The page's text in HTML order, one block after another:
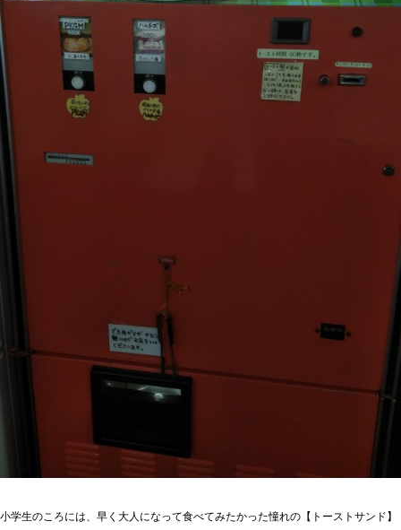
小学生のころには、早く大人になって食べてみたかった憧れの【トーストサンド】